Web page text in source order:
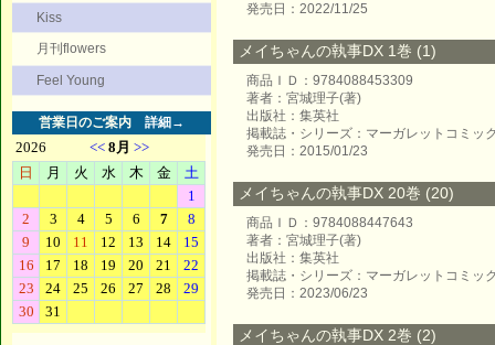
Kiss
月刊flowers
Feel Young
営業日のご案内 詳細→
発売日：2022/11/25
メイちゃんの執事DX 1巻 (1)
商品ＩＤ：9784088453309
著者：宮城理子(著)
出版社：集英社
掲載誌・シリーズ：マーガレットコミッ
発売日：2015/01/23
メイちゃんの執事DX 20巻 (20)
商品ＩＤ：9784088447643
著者：宮城理子(著)
出版社：集英社
掲載誌・シリーズ：マーガレットコミッ
発売日：2023/06/23
メイちゃんの執事DX 2巻 (2)